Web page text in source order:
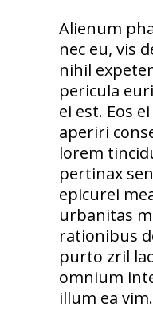
Alienum
nec eu, vis
nihil
pericula
ei est. Eos
aperiri
lorem
pertinax
epicurei
urbanitas
rationibus
purto zril
omnium
illum ea vim.